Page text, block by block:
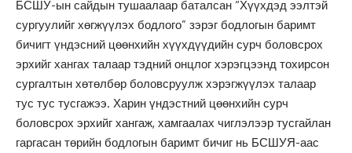
БСШУ-ын сайдын тушаалаар баталсан “Хүүхдэд ээлтэй
сургуулийг хөгжүүлэх бодлого” зэрэг бодлогын баримт
бичигт үндэсний цөөнхийн хүүхдүүдийн сурч боловсрох
эрхийг хангах талаар тэдний онцлог хэрэгцээнд тохирсон
сургалтын хөтөлбөр боловсруулж хэрэгжүүлэх талаар
тус тус тусгажээ. Харин үндэстний цөөнхийн сурч
боловсрох эрхийг хангаж, хамгаалах чиглэлээр тусгайлан
гаргасан төрийн бодлогын баримт бичиг нь БСШУЯ-аас